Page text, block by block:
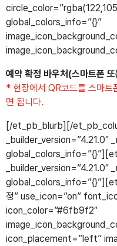
global_colors_info=”{}”
예약 확정 바우처(스마트폰
* 현장에서 QR코드를 스마트
면 됩니다.
[/et_pb_blurb][/
정” use_icon=”on”
icon_color=”#6fb9f2″
icon_placement=”left”